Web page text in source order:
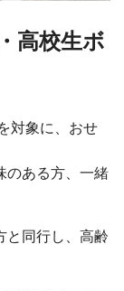
高校生ボ
対象に、おせ
のある方、一緒
同行し、高齢